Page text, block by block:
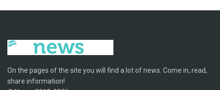
On the pages of the site you will find a lot of news. Come in, read,
share information!